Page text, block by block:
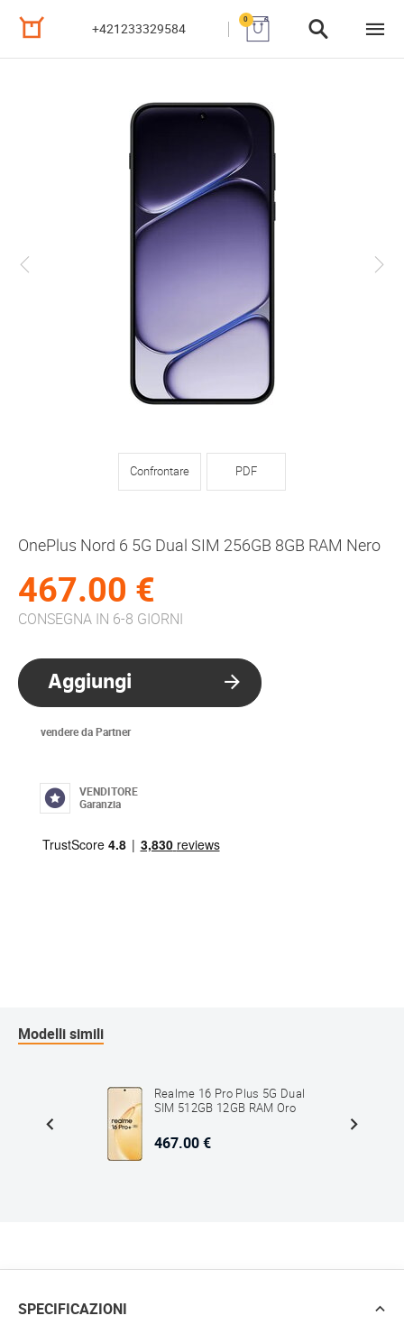
+421233329584
0
Confrontare PDF
OnePlus Nord 6 5G Dual SIM 256GB 8GB RAM Nero
467.00 €
CONSEGNA IN 6-8 GIORNI
Aggiungi
vendere da Partner
VENDITORE
Garanzia
Modelli simili
Realme 16 Pro Plus 5G Dual
SIM 512GB 12GB RAM Oro
467.00 €
SPECIFICAZIONI